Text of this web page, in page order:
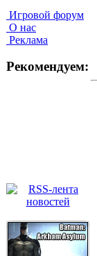
Игровой форум
О нас
Реклама
Рекомендуем: